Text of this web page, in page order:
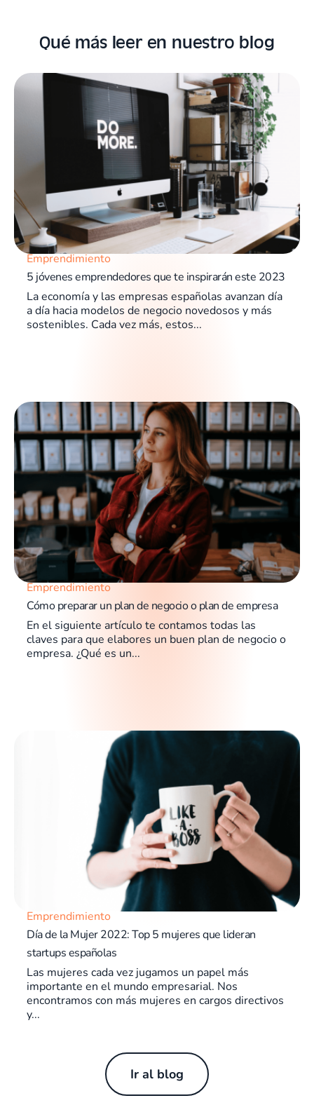
Qué más leer en nuestro blog
Emprendimiento
5 jóvenes emprendedores que te inspirarán este 2023
La economía y las empresas españolas avanzan día
a día hacia modelos de negocio novedosos y más
sostenibles. Cada vez más, estos...
Emprendimiento
Cómo preparar un plan de negocio o plan de empresa
En el siguiente artículo te contamos todas las
claves para que elabores un buen plan de negocio o
empresa. ¿Qué es un...
Emprendimiento
Día de la Mujer 2022: Top 5 mujeres que lideran
startups españolas
Las mujeres cada vez jugamos un papel más
importante en el mundo empresarial. Nos
encontramos con más mujeres en cargos directivos
y...
Ir al blog